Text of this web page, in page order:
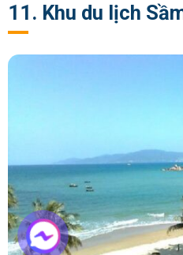
11. Khu du lịch